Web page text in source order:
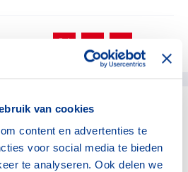
van cookies
content en advertenties te
voor social media te bieden
te analyseren. Ook delen we
NOC*NSF